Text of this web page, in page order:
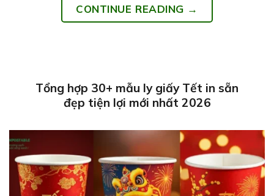
CONTINUE READING →
Tổng hợp 30+ mẫu ly giấy Tết in sẵn
đẹp tiện lợi mới nhất 2026